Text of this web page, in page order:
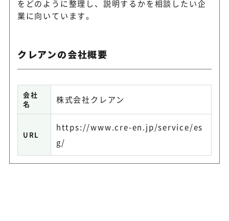
をどのように整理し、説明するかを相談したい企
業に向いています。
クレアンの会社概要
会社
名
株式会社クレアン
URL
https://www.cre-en.jp/service/es
g/